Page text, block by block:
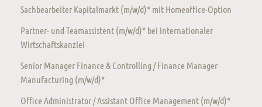
Sachbearbeiter Kapitalmarkt (m/w/d)* mit Homeoffice-Option
Partner- und Teamassistent (m/w/d)* bei internationaler
Wirtschaftskanzlei
Senior Manager Finance & Controlling / Finance Manager
Manufacturing (m/w/d)*
Office Administrator / Assistant Office Management (m/w/d)*